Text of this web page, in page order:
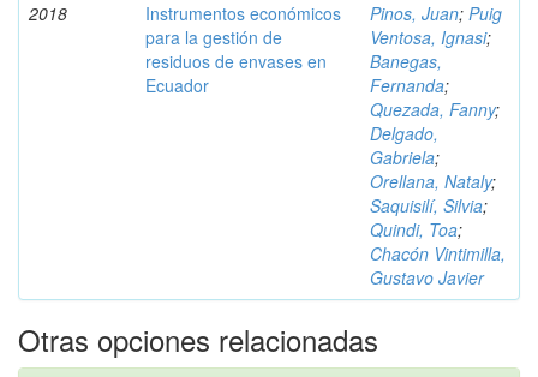
2018
Instrumentos económicos
para la gestión de
residuos de envases en
Ecuador
Pinos, Juan; Puig
Ventosa, Ignasi;
Banegas,
Fernanda;
Quezada, Fanny;
Delgado,
Gabriela;
Orellana, Nataly;
Saquisilí, Silvia;
Quindi, Toa;
Chacón Vintimilla,
Gustavo Javier
Otras opciones relacionadas